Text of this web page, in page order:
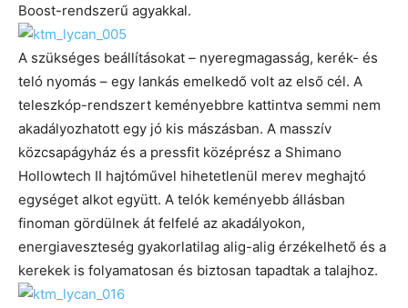
Boost-rendszerű agyakkal.
A szükséges beállításokat – nyeregmagasság, kerék- és
teló nyomás – egy lankás emelkedő volt az első cél. A
teleszkóp-rendszert keményebbre kattintva semmi nem
akadályozhatott egy jó kis mászásban. A masszív
közcsapágyház és a pressfit középrész a Shimano
Hollowtech II hajtóművel hihetetlenül merev meghajtó
egységet alkot együtt. A telók keményebb állásban
finoman gördülnek át felfelé az akadályokon,
energiaveszteség gyakorlatilag alig-alig érzékelhető és a
kerekek is folyamatosan és biztosan tapadtak a talajhoz.